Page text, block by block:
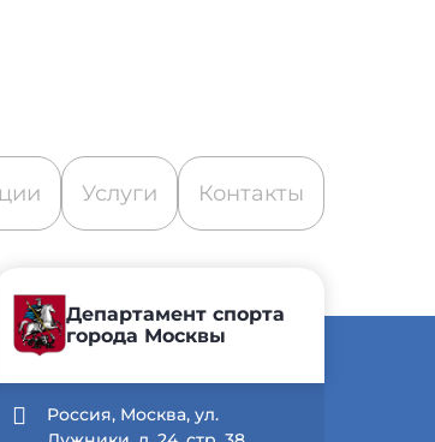
Услуги Контакты
Департамент спорта
города Москвы
Россия, Москва, ул.